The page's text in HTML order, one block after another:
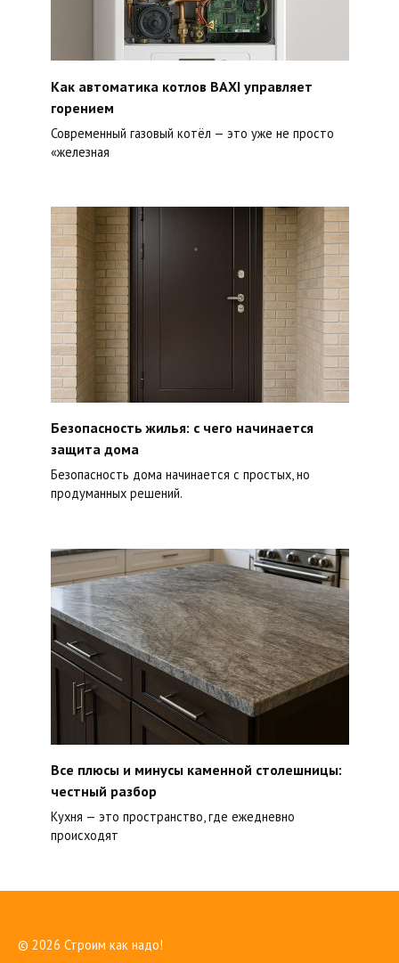
Как автоматика котлов BAXI управляет
горением
Современный газовый котёл — это уже не просто
«железная
Безопасность жилья: с чего начинается
защита дома
Безопасность дома начинается с простых, но
продуманных решений.
Все плюсы и минусы каменной столешницы:
честный разбор
Кухня — это пространство, где ежедневно
происходят
© 2026 Строим как надо!